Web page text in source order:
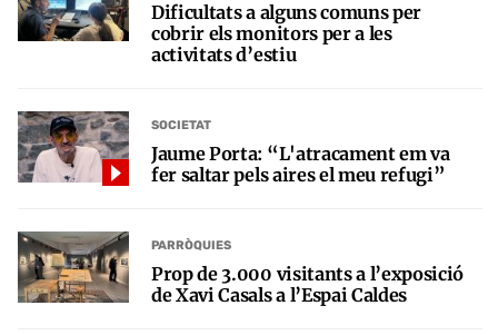
Dificultats a alguns comuns per
cobrir els monitors per a les
activitats d’estiu
SOCIETAT
Jaume Porta: “L'atracament em va
fer saltar pels aires el meu refugi”
PARRÒQUIES
Prop de 3.000 visitants a l’exposició
de Xavi Casals a l’Espai Caldes